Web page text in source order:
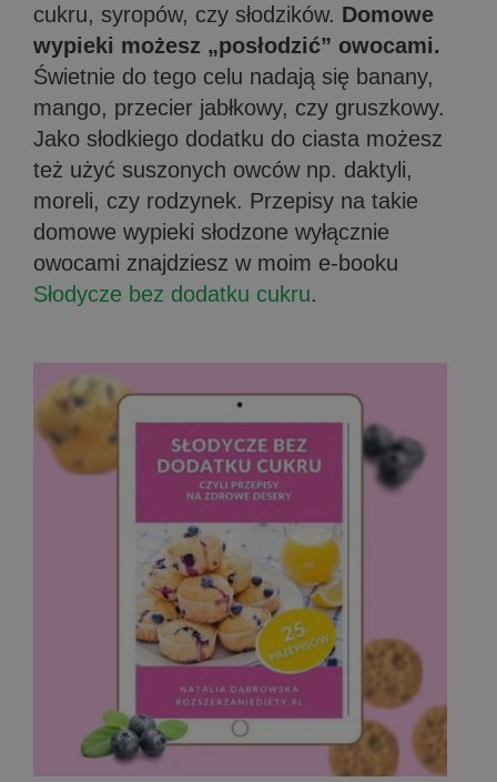
cukru, syropów, czy słodzików. Domowe
wypieki możesz „posłodzić” owocami.
Świetnie do tego celu nadają się banany,
mango, przecier jabłkowy, czy gruszkowy.
Jako słodkiego dodatku do ciasta możesz
też użyć suszonych owców np. daktyli,
moreli, czy rodzynek. Przepisy na takie
domowe wypieki słodzone wyłącznie
owocami znajdziesz w moim e-booku
Słodycze bez dodatku cukru.